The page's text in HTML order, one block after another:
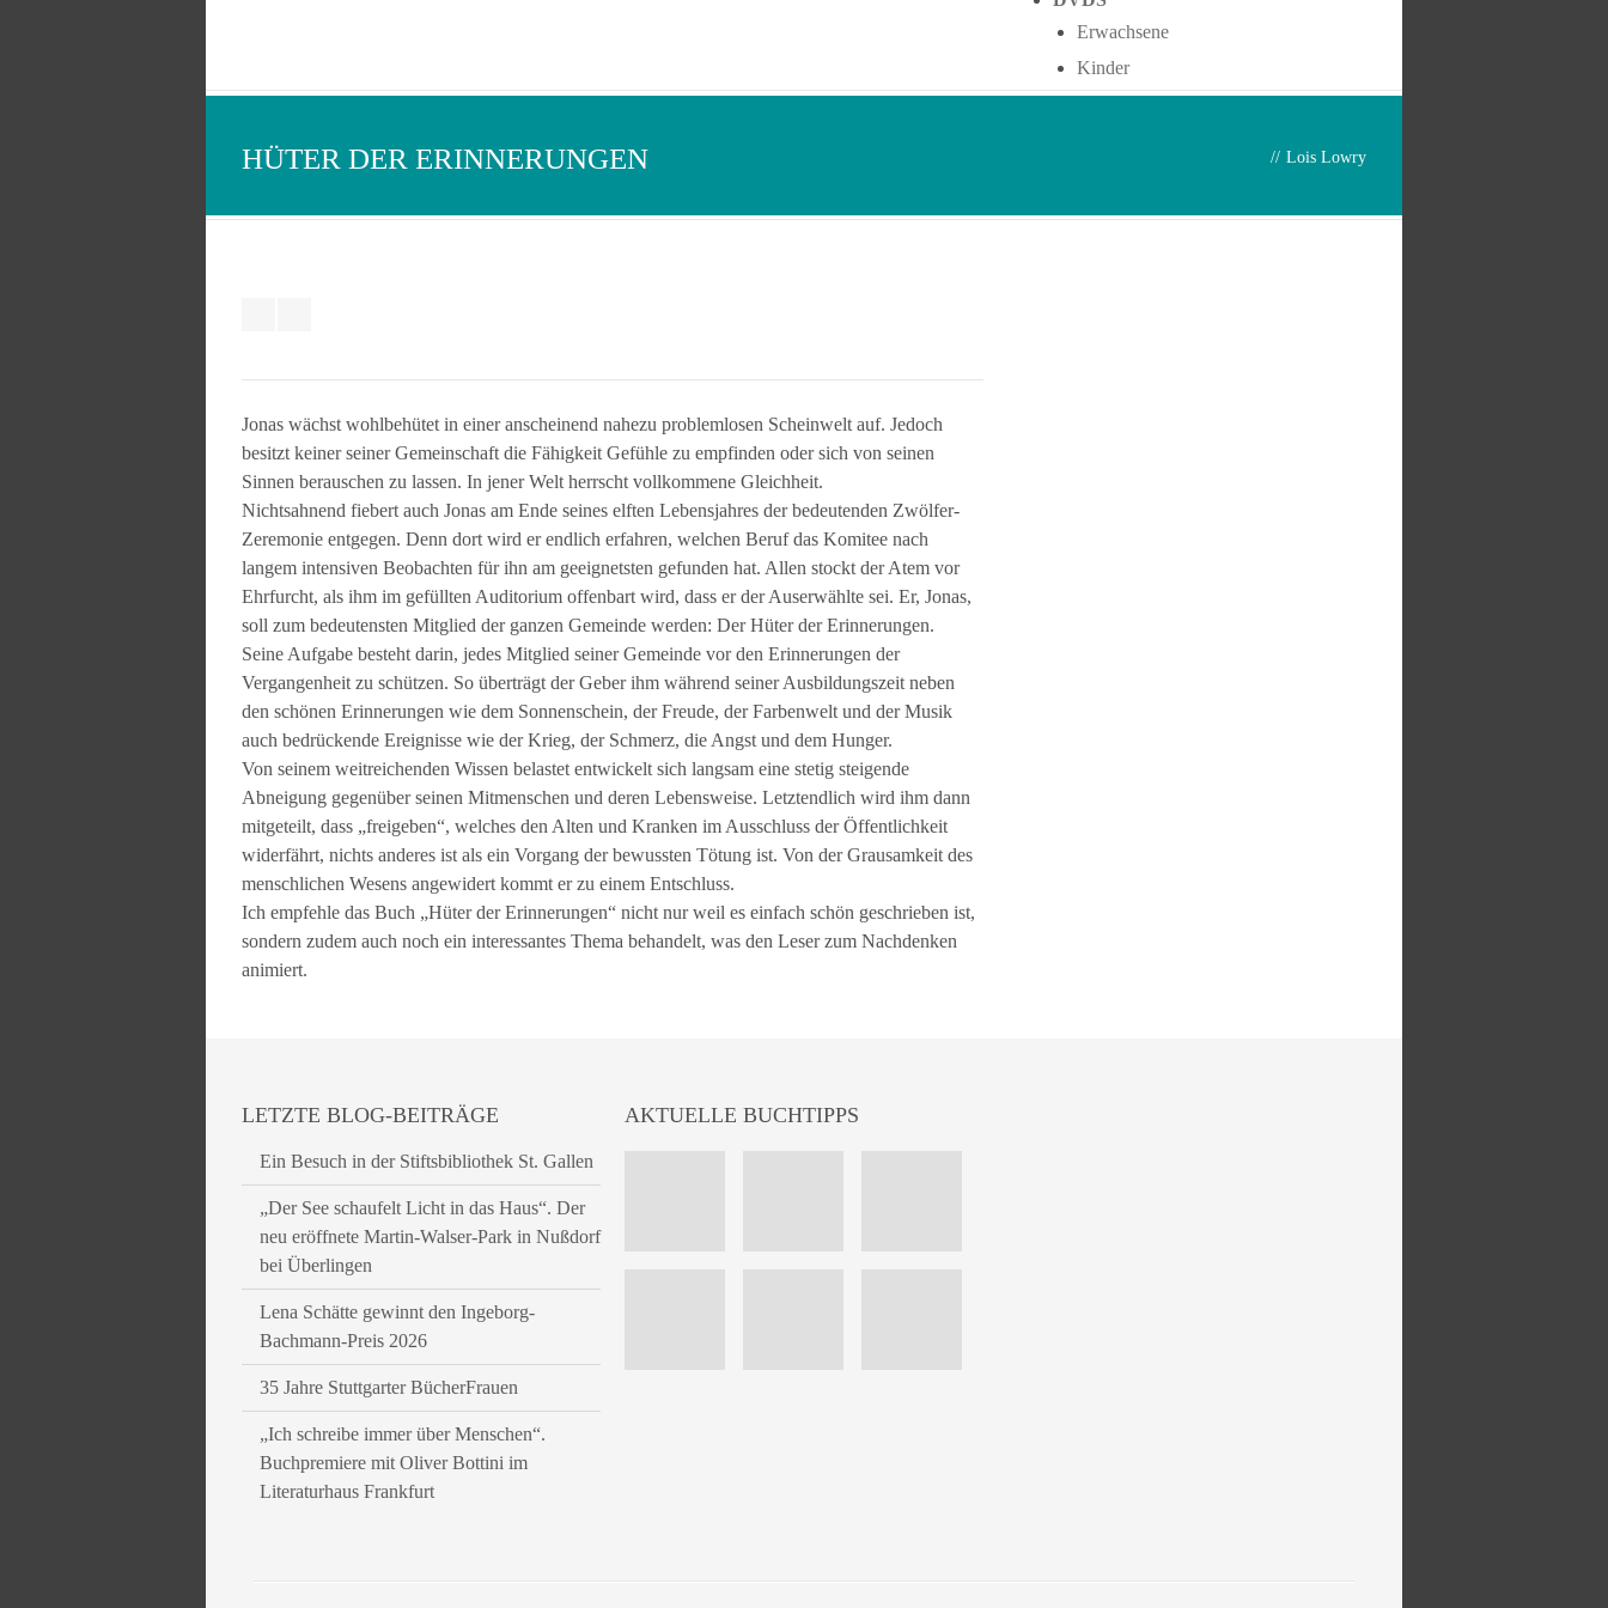
Erwachsene
Kinder
HÜTER DER ERINNERUNGEN // Lois Lowry
Jonas wächst wohlbehütet in einer anscheinend nahezu problemlosen Scheinwelt auf. Jedoch
besitzt keiner seiner Gemeinschaft die Fähigkeit Gefühle zu empfinden oder sich von seinen
Sinnen berauschen zu lassen. In jener Welt herrscht vollkommene Gleichheit.
Nichtsahnend fiebert auch Jonas am Ende seines elften Lebensjahres der bedeutenden Zwölfer-
Zeremonie entgegen. Denn dort wird er endlich erfahren, welchen Beruf das Komitee nach
langem intensiven Beobachten für ihn am geeignetsten gefunden hat. Allen stockt der Atem vor
Ehrfurcht, als ihm im gefüllten Auditorium offenbart wird, dass er der Auserwählte sei. Er, Jonas,
soll zum bedeutensten Mitglied der ganzen Gemeinde werden: Der Hüter der Erinnerungen.
Seine Aufgabe besteht darin, jedes Mitglied seiner Gemeinde vor den Erinnerungen der
Vergangenheit zu schützen. So überträgt der Geber ihm während seiner Ausbildungszeit neben
den schönen Erinnerungen wie dem Sonnenschein, der Freude, der Farbenwelt und der Musik
auch bedrückende Ereignisse wie der Krieg, der Schmerz, die Angst und dem Hunger.
Von seinem weitreichenden Wissen belastet entwickelt sich langsam eine stetig steigende
Abneigung gegenüber seinen Mitmenschen und deren Lebensweise. Letztendlich wird ihm dann
mitgeteilt, dass „freigeben“, welches den Alten und Kranken im Ausschluss der Öffentlichkeit
widerfährt, nichts anderes ist als ein Vorgang der bewussten Tötung ist. Von der Grausamkeit des
menschlichen Wesens angewidert kommt er zu einem Entschluss.
Ich empfehle das Buch „Hüter der Erinnerungen“ nicht nur weil es einfach schön geschrieben ist,
sondern zudem auch noch ein interessantes Thema behandelt, was den Leser zum Nachdenken
animiert.
LETZTE BLOG-BEITRÄGE
Ein Besuch in der Stiftsbibliothek St. Gallen
„Der See schaufelt Licht in das Haus“. Der
neu eröffnete Martin-Walser-Park in Nußdorf
bei Überlingen
Lena Schätte gewinnt den Ingeborg-
Bachmann-Preis 2026
35 Jahre Stuttgarter BücherFrauen
„Ich schreibe immer über Menschen“.
Buchpremiere mit Oliver Bottini im
Literaturhaus Frankfurt
AKTUELLE BUCHTIPPS